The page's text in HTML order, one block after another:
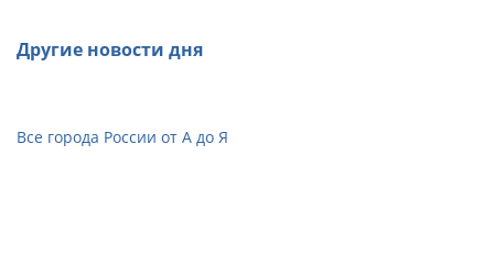
Другие новости дня
Все города России от А до Я